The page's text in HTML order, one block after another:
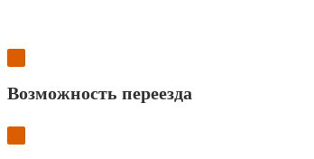
Возможность переезда